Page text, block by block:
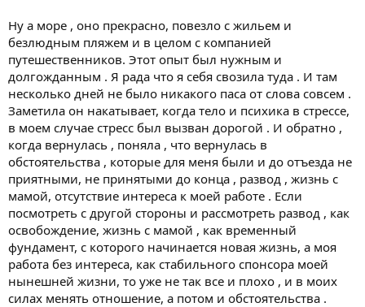
Ну а море , оно прекрасно, повезло с жильем и
безлюдным пляжем и в целом с компанией
путешественников. Этот опыт был нужным и
долгожданным . Я рада что я себя свозила туда . И там
несколько дней не было никакого паса от слова совсем .
Заметила он накатывает, когда тело и психика в стрессе,
в моем случае стресс был вызван дорогой . И обратно ,
когда вернулась , поняла , что вернулась в
обстоятельства , которые для меня были и до отъезда не
приятными, не принятыми до конца , развод , жизнь с
мамой, отсутствие интереса к моей работе . Если
посмотреть с другой стороны и рассмотреть развод , как
освобождение, жизнь с мамой , как временный
фундамент, с которого начинается новая жизнь, а моя
работа без интереса, как стабильного спонсора моей
нынешней жизни, то уже не так все и плохо , и в моих
силах менять отношение, а потом и обстоятельства .